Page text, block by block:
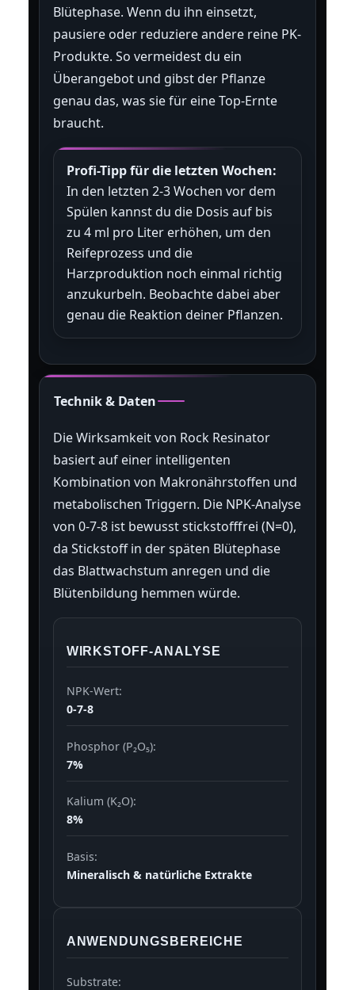
Blütephase. Wenn du ihn einsetzt,
pausiere oder reduziere andere reine PK-
Produkte. So vermeidest du ein
Überangebot und gibst der Pflanze
genau das, was sie für eine Top-Ernte
braucht.
Profi-Tipp für die letzten Wochen:
In den letzten 2-3 Wochen vor dem
Spülen kannst du die Dosis auf bis
zu 4 ml pro Liter erhöhen, um den
Reifeprozess und die
Harzproduktion noch einmal richtig
anzukurbeln. Beobachte dabei aber
genau die Reaktion deiner Pflanzen.
Technik & Daten
Die Wirksamkeit von Rock Resinator
basiert auf einer intelligenten
Kombination von Makronährstoffen und
metabolischen Triggern. Die NPK-Analyse
von 0-7-8 ist bewusst stickstofffrei (N=0),
da Stickstoff in der späten Blütephase
das Blattwachstum anregen und die
Blütenbildung hemmen würde.
WIRKSTOFF-ANALYSE
NPK-Wert:
0-7-8
Phosphor (P₂O₅):
7%
Kalium (K₂O):
8%
Basis:
Mineralisch & natürliche Extrakte
ANWENDUNGSBEREICHE
Substrate: